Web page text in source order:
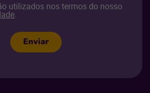
utilizados nos termos do nosso
.
Enviar